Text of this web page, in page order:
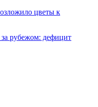
цветы к
рубежом: дефицит